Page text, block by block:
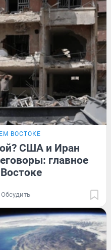
ВОСТОКЕ
США и Иран
главное
Обсудить